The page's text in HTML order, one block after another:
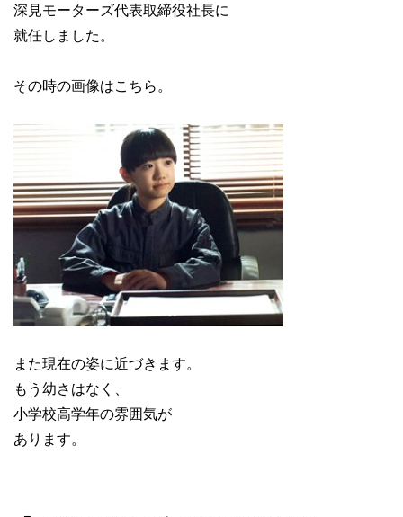
深見モーターズ代表取締役社長に
就任しました。
その時の画像はこちら。
また現在の姿に近づきます。
もう幼さはなく、
小学校高学年の雰囲気が
あります。